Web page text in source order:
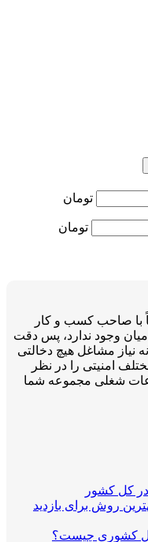
تومان
تومان
با صاحب کسب و کار
وجود ندارد، پس دقت
نیاز مشاغل هیچ دخالتی
امنیتی را در نظر
شغلی مجموعه شما
کل کشور
روش برای بازدید
کشوری چیست؟